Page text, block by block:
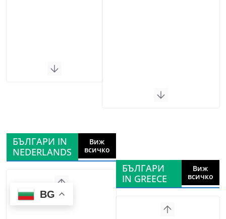
БЪЛГАРИ IN
NEDERLANDS
Виж
всичко
БЪЛГАРИ
IN GREECE
Виж
всичко
BG